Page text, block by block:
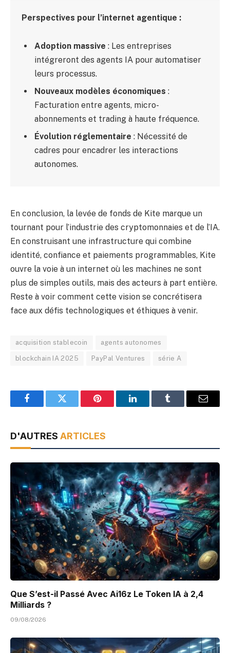
Perspectives pour l’internet agentique :
Adoption massive : Les entreprises
intégreront des agents IA pour automatiser
leurs processus.
Nouveaux modèles économiques :
Facturation entre agents, micro-
abonnements et trading à haute fréquence.
Évolution réglementaire : Nécessité de
cadres pour encadrer les interactions
autonomes.
En conclusion, la levée de fonds de Kite marque un
tournant pour l’industrie des cryptomonnaies et de l’IA.
En construisant une infrastructure qui combine
identité, confiance et paiements programmables, Kite
ouvre la voie à un internet où les machines ne sont
plus de simples outils, mais des acteurs à part entière.
Reste à voir comment cette vision se concrétisera
face aux défis technologiques et éthiques à venir.
acquisition stablecoin agents autonomes
blockchain IA 2025 PayPal Ventures série A
FacebookTwitter Pinterest LinkedInTumblr Email
D'AUTRES ARTICLES
Que S’est-il Passé Avec Ai16z Le Token IA à 2,4
Milliards ?
09/08/2026